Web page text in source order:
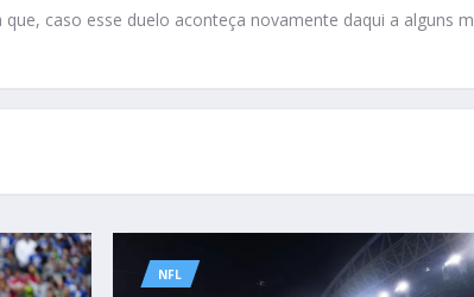
caso esse duelo aconteça novamente daqui a alguns
NFL